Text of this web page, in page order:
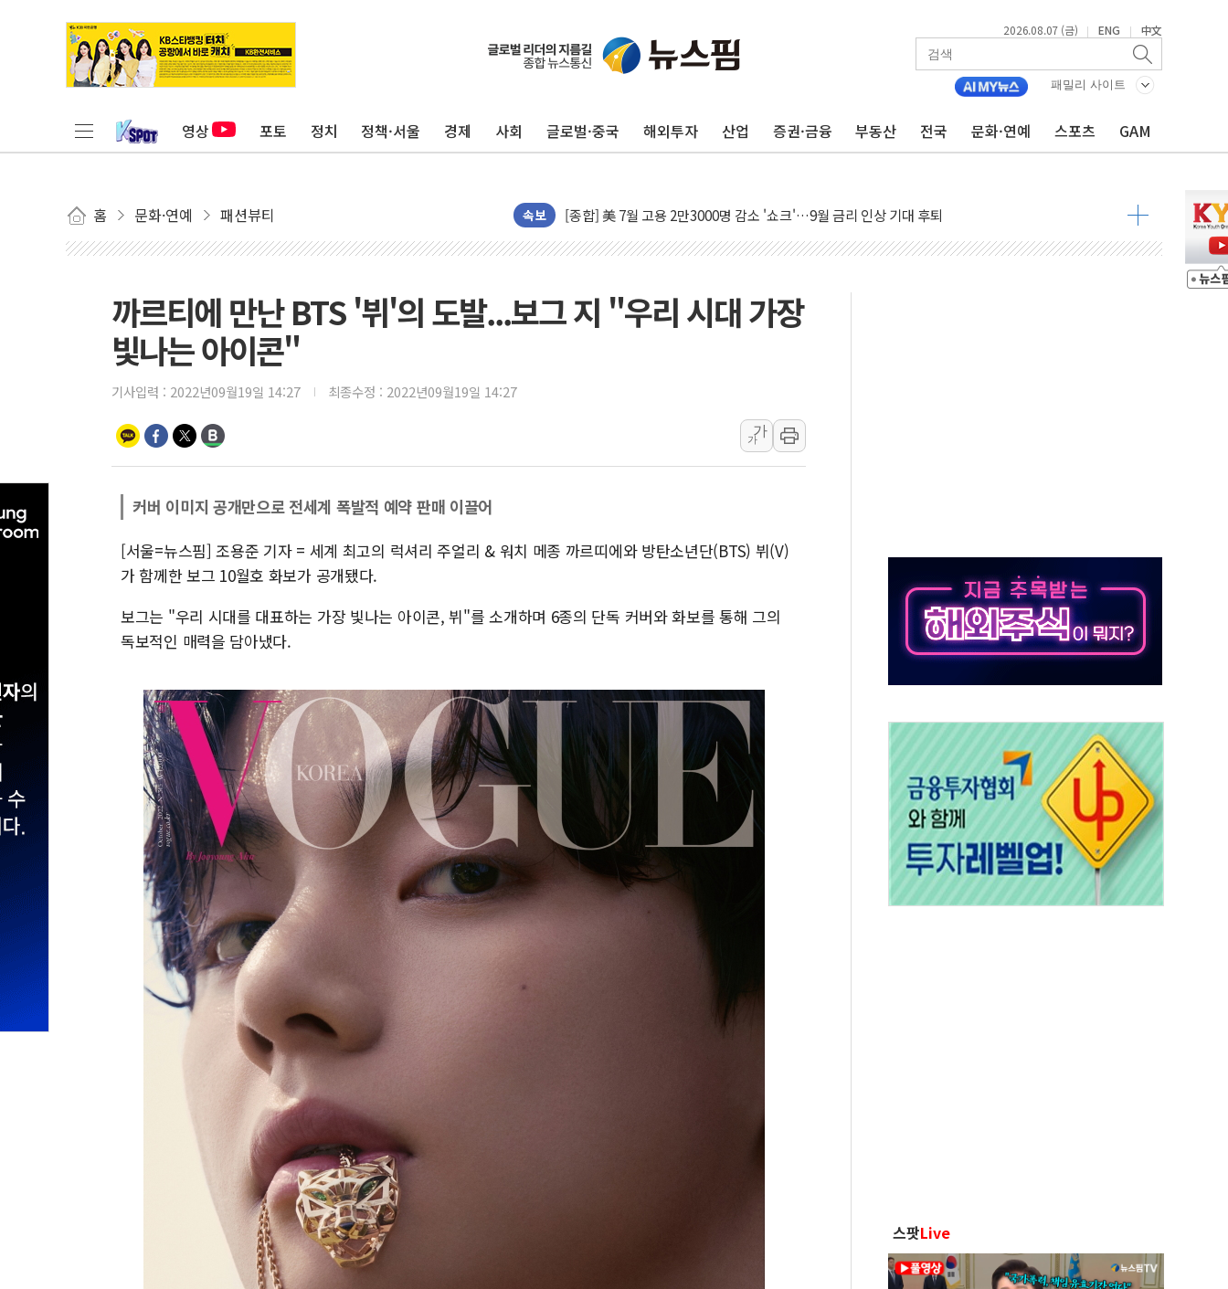
2026.08.07 (금) | ENG | 中文
패밀리 사이트
영상 포토 정치 정책·서울 경제 사회 글로벌·중국 해외투자 산업 증권·금융 부동산 전국 문화·연예 스포츠 GAM
홈 문화·연예 패션뷰티 속보
[AI MY 뉴스] 뉴욕 반도체주 프리뷰...美 고용 쇼크에 반도체주 '활짝'
뉴욕증시 프리뷰, 美 고용 쇼크에 금리 인상 우려 후퇴…나스닥 선물 1%대 상승
[사진] 이슬람 수니파 3개국, 공동방위협정 체결
뉴욕증시 개장 전 특징주...아틀라시안·클라우드플레어·태양광주↑ VS 트레이드데스크·웬디스↓
트럼프 "금리 내려야"…파월 때와 달리 워시엔 톤 낮춰
특정 정치인 측근 포항시 정책특보 내정설...포항시 '시끌'
이란와이어 "이란 최고지도자 위독…곧 사망해도 놀랍지 않아"
황희 '폐버스 청년주택' SNS 글 역풍에 "정부정책 아냐" 해명
사우디·튀르키예·파키스탄, '공동방위협정' 체결… 수니파 국가들의 새 안보 협력 구도
신길동 신축도 3.3㎡당 7250만원…써밋 클라비온 59㎡ 18억원대
용산공원·그린벨트로 또 충돌…반복되는 국토부-서울시 '정책 엇박자'
까르티에 만난 BTS '뷔'의 도발...보그 지 "우리 시대 가장
빛나는 아이콘"
기사입력 : 2022년09월19일 14:27 최종수정 : 2022년09월19일 14:27
가
가
커버 이미지 공개만으로 전세계 폭발적 예약 판매 이끌어
[서울=뉴스핌] 조용준 기자 = 세계 최고의 럭셔리 주얼리 & 워치 메종 까르띠에와 방탄소년단(BTS) 뷔(V)
가 함께한 보그 10월호 화보가 공개됐다.
보그는 "우리 시대를 대표하는 가장 빛나는 아이콘, 뷔"를 소개하며 6종의 단독 커버와 화보를 통해 그의
독보적인 매력을 담아냈다.
스팟Live